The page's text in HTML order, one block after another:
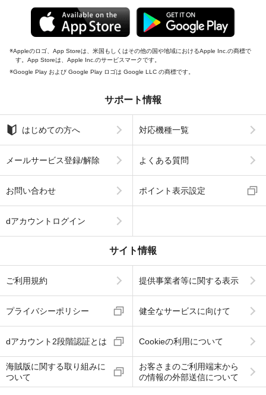
Appleのロゴ、App Storeは、米国もしくはその他の国や地域におけるApple Inc.の商標で
す。App Storeは、Apple Inc.のサービスマークです。
Google Play および Google Play ロゴは Google LLC の商標です。
サポート情報
はじめての方へ 対応機種一覧
メールサービス登録/解除 よくある質問
お問い合わせ ポイント表示設定
dアカウントログイン
サイト情報
ご利用規約 提供事業者等に関する表示
プライバシーポリシー 健全なサービスに向けて
dアカウント2段階認証とは Cookieの利用について
海賊版に関する取り組みに
ついて
お客さまのご利用端末から
の情報の外部送信について